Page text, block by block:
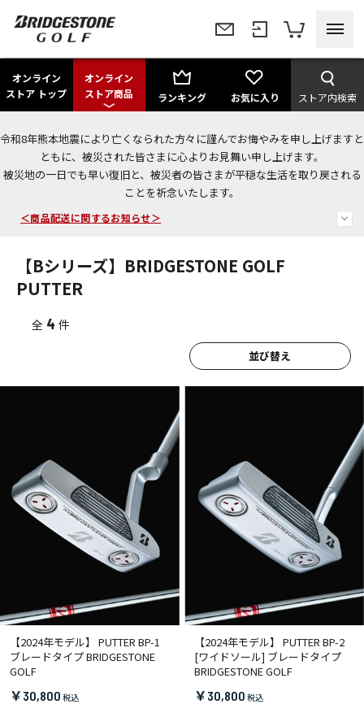
オンライン
ストア トップ
オンライン
ストア商品
ランキング お気に入り ストア内検索
令和8年熊本地震により亡くなられた方々に謹んでお悔やみを申し上げますと
ともに、被災された皆さまに心よりお見舞い申し上げます。
被災地の一日でも早い復旧と、被災者の皆さまが平穏な生活を取り戻される
ことを祈念いたします。
＜夏季休暇中のご注文・発送・お問い合わせ＞
今なら新規会員登録で1,000円OFFクーポンプレゼント！
＜商品配送に関するお知らせ＞
【Bシリーズ】BRIDGESTONE GOLF
PUTTER
並び替え
全 4 件
【2024年モデル】 PUTTER BP-1
ブレードタイプ BRIDGESTONE
GOLF
￥30,800
【2024年モデル】 PUTTER BP-2
[ワイドソール] ブレードタイプ
BRIDGESTONE GOLF
￥30,800